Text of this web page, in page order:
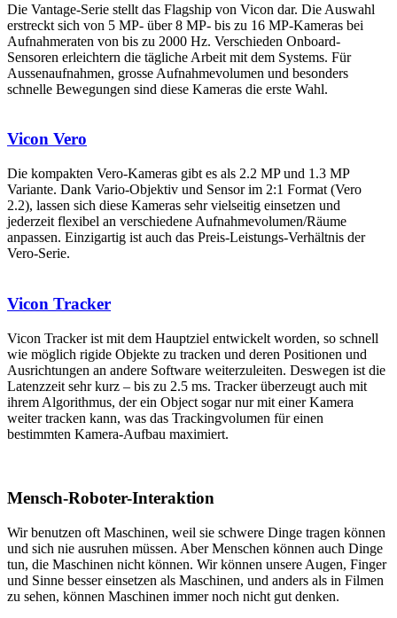
Die Vantage-Serie stellt das Flagship von Vicon dar. Die Auswahl
erstreckt sich von 5 MP- über 8 MP- bis zu 16 MP-Kameras bei
Aufnahmeraten von bis zu 2000 Hz. Verschieden Onboard-
Sensoren erleichtern die tägliche Arbeit mit dem Systems. Für
Aussenaufnahmen, grosse Aufnahmevolumen und besonders
schnelle Bewegungen sind diese Kameras die erste Wahl.
Vicon Vero
Die kompakten Vero-Kameras gibt es als 2.2 MP und 1.3 MP
Variante. Dank Vario-Objektiv und Sensor im 2:1 Format (Vero
2.2), lassen sich diese Kameras sehr vielseitig einsetzen und
jederzeit flexibel an verschiedene Aufnahmevolumen/Räume
anpassen. Einzigartig ist auch das Preis-Leistungs-Verhältnis der
Vero-Serie.
Vicon Tracker
Vicon Tracker ist mit dem Hauptziel entwickelt worden, so schnell
wie möglich rigide Objekte zu tracken und deren Positionen und
Ausrichtungen an andere Software weiterzuleiten. Deswegen ist die
Latenzzeit sehr kurz – bis zu 2.5 ms. Tracker überzeugt auch mit
ihrem Algorithmus, der ein Object sogar nur mit einer Kamera
weiter tracken kann, was das Trackingvolumen für einen
bestimmten Kamera-Aufbau maximiert.
Mensch-Roboter-Interaktion
Wir benutzen oft Maschinen, weil sie schwere Dinge tragen können
und sich nie ausruhen müssen. Aber Menschen können auch Dinge
tun, die Maschinen nicht können. Wir können unsere Augen, Finger
und Sinne besser einsetzen als Maschinen, und anders als in Filmen
zu sehen, können Maschinen immer noch nicht gut denken.